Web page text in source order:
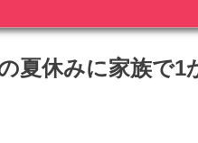
夏休みに家族で1